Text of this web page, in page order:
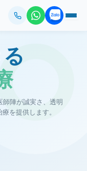
陣が誠実さ、透明
を提供します。